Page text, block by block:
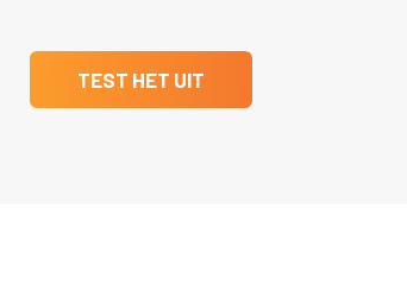
TEST HET UIT